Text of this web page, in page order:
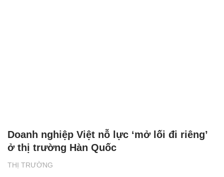
THỊ TRƯỜNG
Doanh nghiệp Việt nỗ lực ‘mở lối đi riêng’
ở thị trường Hàn Quốc